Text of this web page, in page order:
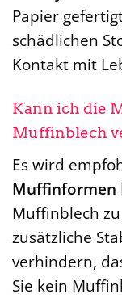
Papier
schädlichen
Kontakt mit
Kann ich die
Muffinblech
Es wird
Muffinformen
Muffinblech
zusätzliche
verhindern,
Sie kein